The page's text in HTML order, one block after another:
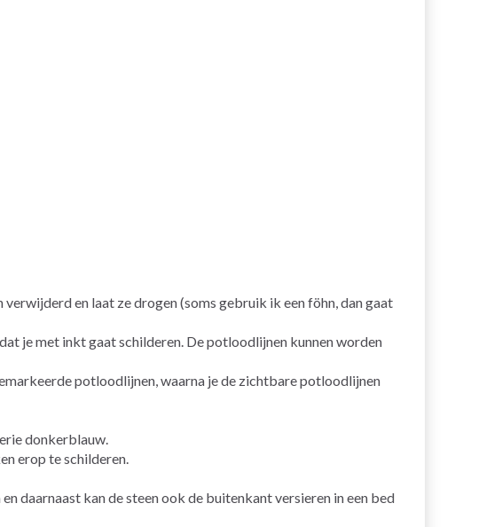
en laat ze drogen (soms gebruik ik een föhn, dan gaat
je met inkt gaat schilderen. De potloodlijnen kunnen worden
potloodlijnen, waarna je de zichtbare potloodlijnen
donkerblauw.
erop te schilderen.
daarnaast kan de steen ook de buitenkant versieren in een bed